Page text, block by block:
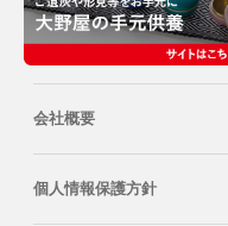
会社概要
個人情報保護方針